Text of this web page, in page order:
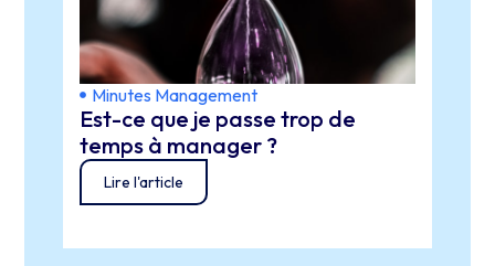
Minutes Management
Est-ce que je passe trop de
temps à manager ?
Lire l'article